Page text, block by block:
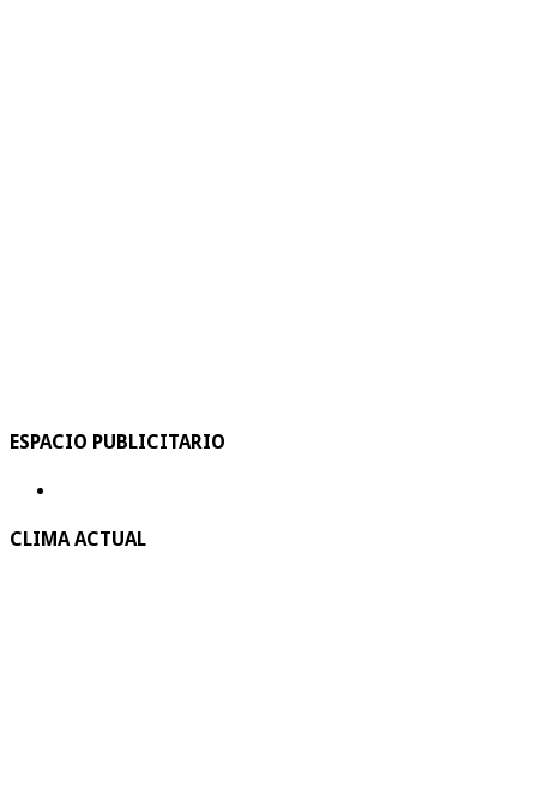
ESPACIO PUBLICITARIO
CLIMA ACTUAL